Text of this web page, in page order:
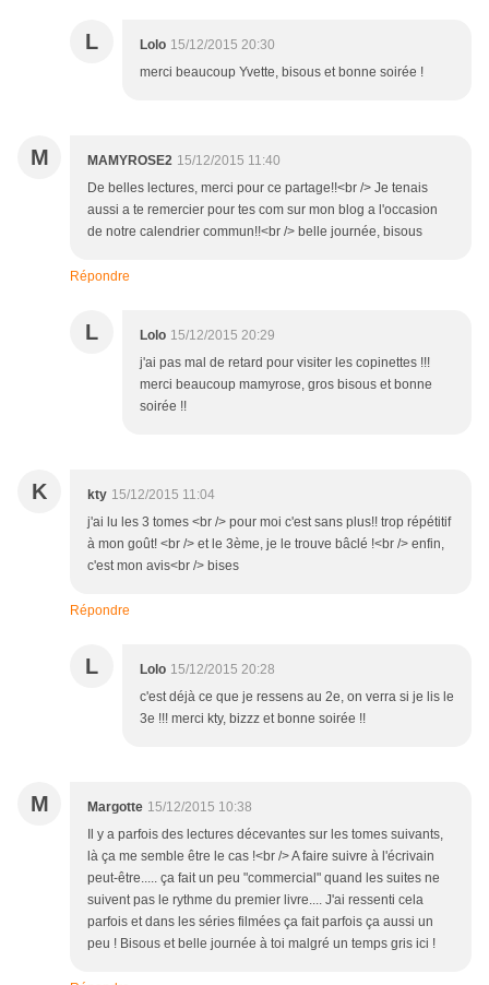
L Lolo 15/12/2015 20:30
merci beaucoup Yvette, bisous et bonne soirée !
M MAMYROSE2 15/12/2015 11:40
De belles lectures, merci pour ce partage!!<br /> Je tenais
aussi a te remercier pour tes com sur mon blog a l'occasion
de notre calendrier commun!!<br /> belle journée, bisous
Répondre
L Lolo 15/12/2015 20:29
j'ai pas mal de retard pour visiter les copinettes !!!
merci beaucoup mamyrose, gros bisous et bonne
soirée !!
K kty 15/12/2015 11:04
j'ai lu les 3 tomes <br /> pour moi c'est sans plus!! trop répétitif
à mon goût! <br /> et le 3ème, je le trouve bâclé !<br /> enfin,
c'est mon avis<br /> bises
Répondre
L Lolo 15/12/2015 20:28
c'est déjà ce que je ressens au 2e, on verra si je lis le
3e !!! merci kty, bizzz et bonne soirée !!
M Margotte 15/12/2015 10:38
Il y a parfois des lectures décevantes sur les tomes suivants,
là ça me semble être le cas !<br /> A faire suivre à l'écrivain
peut-être..... ça fait un peu "commercial" quand les suites ne
suivent pas le rythme du premier livre.... J'ai ressenti cela
parfois et dans les séries filmées ça fait parfois ça aussi un
peu ! Bisous et belle journée à toi malgré un temps gris ici !